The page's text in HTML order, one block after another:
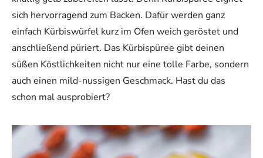
sich hervorragend zum Backen. Dafür werden ganz
einfach Kürbiswürfel kurz im Ofen weich geröstet und
anschließend püriert. Das Kürbispüree gibt deinen
süßen Köstlichkeiten nicht nur eine tolle Farbe, sondern
auch einen mild-nussigen Geschmack. Hast du das
schon mal ausprobiert?